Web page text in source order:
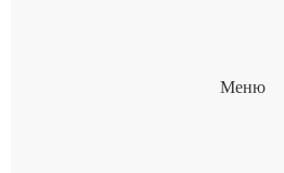
Меню